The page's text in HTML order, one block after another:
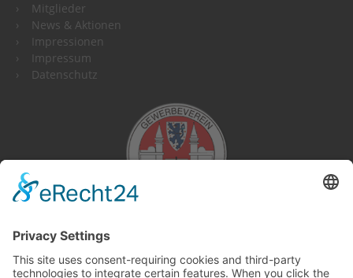
Mitglieder
News & Aktionen
Impressionen
Impressum
Datenschutz
This site uses consent-requiring cookies and third-party
technologies to integrate certain features. When you click the